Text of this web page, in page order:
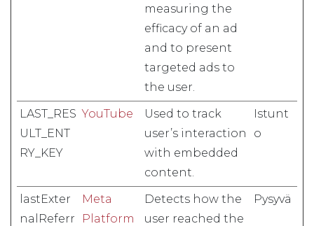
measuring the
efficacy of an ad
and to present
targeted ads to
the user.
LAST_RES
ULT_ENT
RY_KEY
YouTube
Used to track
user’s interaction
with embedded
content.
Istunt
o
lastExter
nalReferr
Meta
Platform
Detects how the
user reached the
Pysyvä